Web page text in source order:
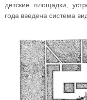
детские площадки,
года введена система